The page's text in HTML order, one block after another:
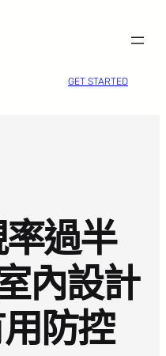
GET STARTED
過半
內設計
防控